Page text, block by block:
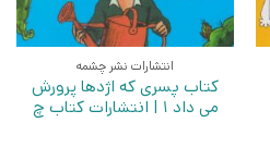
انتشارات نشر چشمه
کتاب پسری که اژدها پرورش
می داد 1 | انتشارات کتاب چ